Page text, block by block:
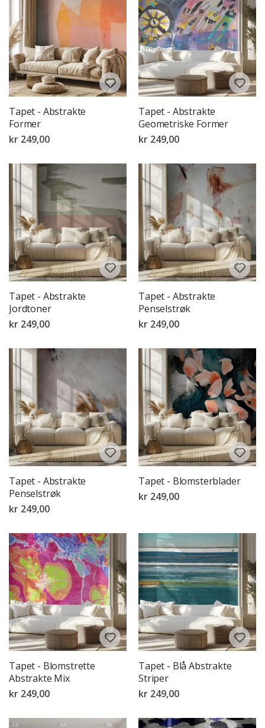
Tapet - Abstrakte
Former
kr 249,00
Tapet - Abstrakte
Geometriske Former
kr 249,00
Tapet - Abstrakte
Jordtoner
kr 249,00
Tapet - Abstrakte
Penselstrøk
kr 249,00
Tapet - Abstrakte
Penselstrøk
kr 249,00
Tapet - Blomsterblader
kr 249,00
Tapet - Blomstrette
Abstrakte Mix
kr 249,00
Tapet - Blå Abstrakte
Striper
kr 249,00